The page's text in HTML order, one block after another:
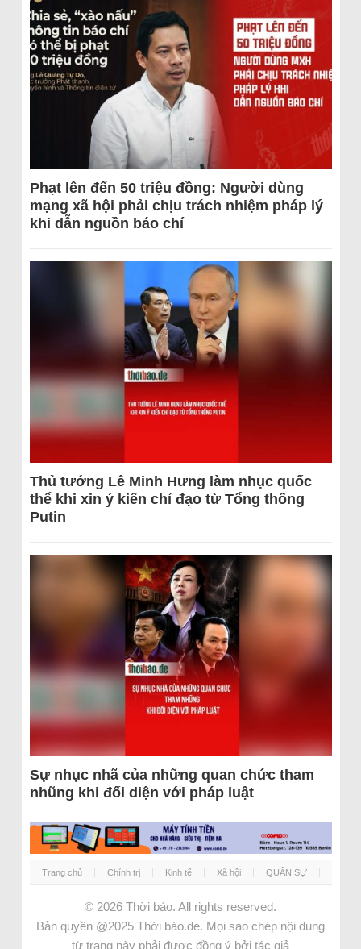
Phạt lên đến 50 triệu đồng: Người dùng
mạng xã hội phải chịu trách nhiệm pháp lý
khi dẫn nguồn báo chí
Thủ tướng Lê Minh Hưng làm nhục quốc
thể khi xin ý kiến chỉ đạo từ Tổng thống
Putin
Sự nhục nhã của những quan chức tham
nhũng khi đối diện với pháp luật
Trang chủ Chính trị Kinh tế Xã hội QUÂN SỰ
© 2026 Thời báo. All rights reserved.
Bản quyền @2025 Thời báo.de. Mọi sao chép nội dung
từ trang này phải được đồng ý bởi tác giả